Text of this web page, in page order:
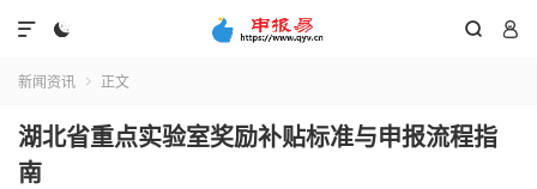
  

新闻资讯  正文
湖北省重点实验室奖励补贴标准与申报流程指
南